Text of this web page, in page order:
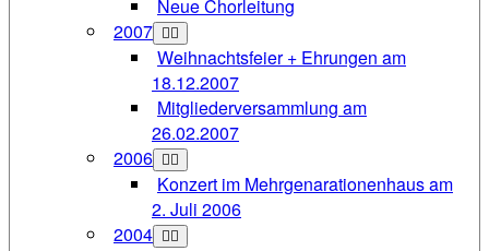
Neue Chorleitung
2007
Weihnachtsfeier + Ehrungen am
18.12.2007
Mitgliederversammlung am
26.02.2007
2006
Konzert im Mehrgenarationenhaus am
2. Juli 2006
2004